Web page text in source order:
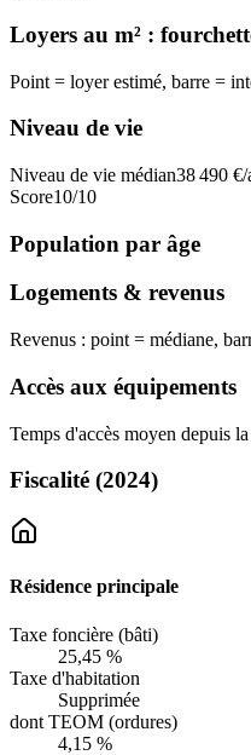
Loyers au m² :
Point = loyer estimé, barre =
Niveau de vie
Niveau de vie médian38 490 €/
Score10/10
Population par âge
Logements & revenus
Revenus : point = médiane,
Accès aux équipements
Temps d'accès moyen depuis
Fiscalité (2024)
Résidence principale
Taxe foncière (bâti)
25,45 %
Taxe d'habitation
Supprimée
dont TEOM (ordures)
4,15 %